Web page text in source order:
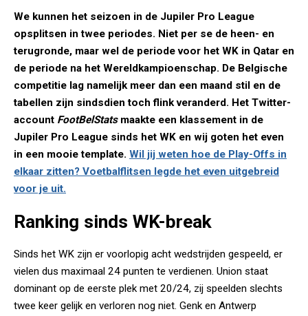
We kunnen het seizoen in de Jupiler Pro League
opsplitsen in twee periodes. Niet per se de heen- en
terugronde, maar wel de periode voor het WK in Qatar en
de periode na het Wereldkampioenschap. De Belgische
competitie lag namelijk meer dan een maand stil en de
tabellen zijn sindsdien toch flink veranderd. Het Twitter-
account FootBelStats maakte een klassement in de
Jupiler Pro League sinds het WK en wij goten het even
in een mooie template. Wil jij weten hoe de Play-Offs in
elkaar zitten? Voetbalflitsen legde het even uitgebreid
voor je uit.
Ranking sinds WK-break
Sinds het WK zijn er voorlopig acht wedstrijden gespeeld, er
vielen dus maximaal 24 punten te verdienen. Union staat
dominant op de eerste plek met 20/24, zij speelden slechts
twee keer gelijk en verloren nog niet. Genk en Antwerp